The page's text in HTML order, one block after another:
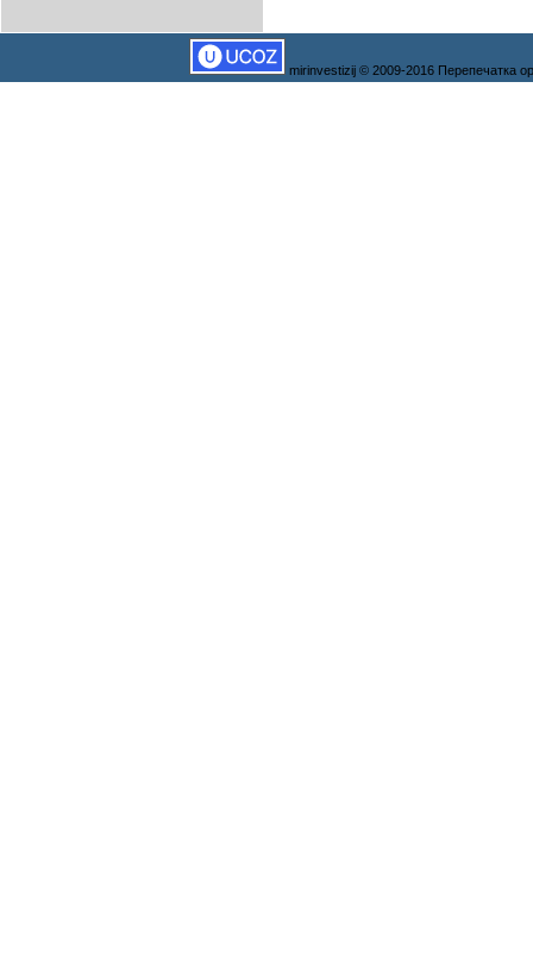
mirinvestizij © 2009-2016 Перепечатка